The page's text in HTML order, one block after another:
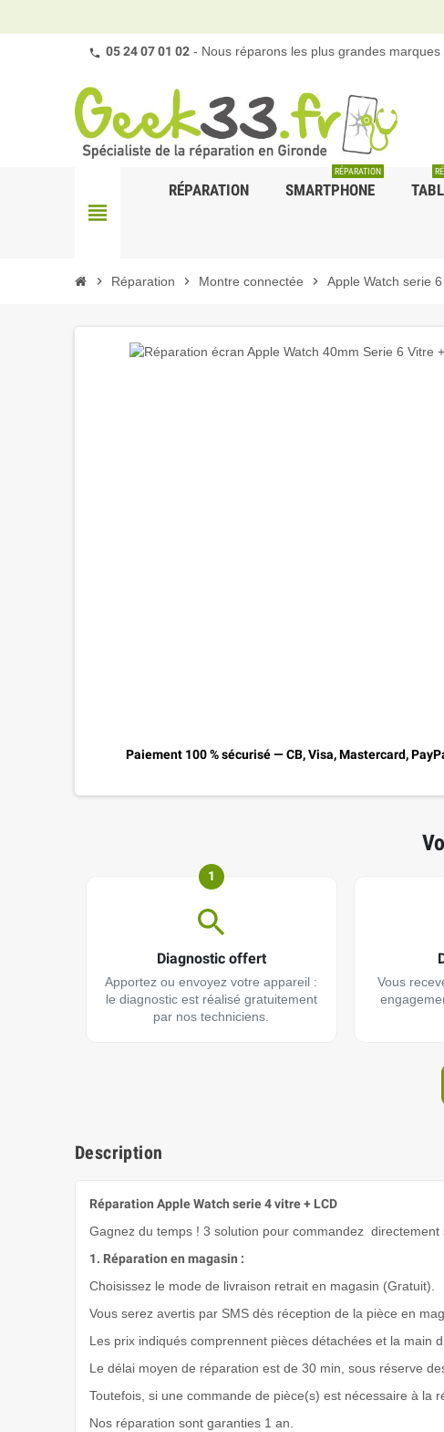
05 24 07 01 02 - Nous réparons les plus grandes
view_headline
RÉPARATION SMARTPHONE
RÉPARATION
chevron_right Réparation chevron_right Montre connectée chevron_right Apple Watch serie 6
Paiement 100 % sécurisé — CB, Visa, Mastercard,
1
Diagnostic offert
Apportez ou envoyez votre appareil :
le diagnostic est réalisé gratuitement
par nos techniciens.
Vous
Description
Réparation Apple Watch serie 4 vitre + LCD
Gagnez du temps ! 3 solution pour commandez directement
1. Réparation en magasin :
Choisissez le mode de livraison retrait en magasin (Gratuit).
Vous serez avertis par SMS dès réception de la pièce en
Les prix indiqués comprennent pièces détachées et la main
Le délai moyen de réparation est de 30 min, sous réserve
Toutefois, si une commande de pièce(s) est nécessaire à la
Nos réparation sont garanties 1 an.